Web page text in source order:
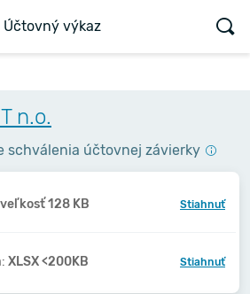
Účtovný výkaz
n.o.
schválenia účtovnej závierky
veľkosť 128 KB Stiahnuť
XLSX <200KB Stiahnuť